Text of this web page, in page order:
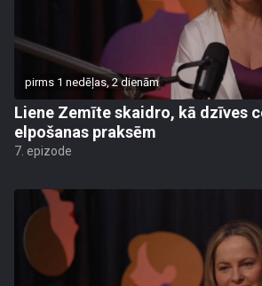
pirms 1 nedēļas, 2 dienām
Liene Zemīte skaidro, kā dzīves
elpošanas praksēm
7. epizode